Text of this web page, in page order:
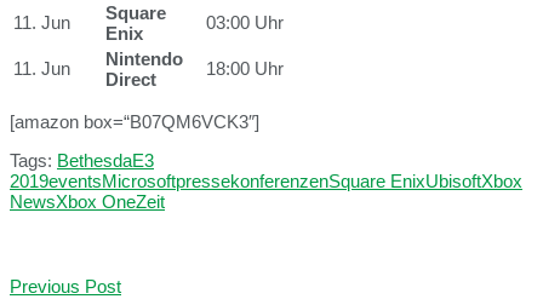
11. Jun
Square
Enix
03:00 Uhr
11. Jun
Nintendo
Direct
18:00 Uhr
[amazon box=“B07QM6VCK3″]
Tags: BethesdaE3
2019eventsMicrosoftpressekonferenzenSquare EnixUbisoftXbox
NewsXbox OneZeit
Previous Post